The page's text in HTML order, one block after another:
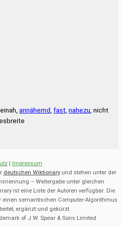
annähernd fast nahezu , nicht
| Impressum
deutschen Wiktionaryund stehen unter der
– Weitergabe unter gleichen
ist eine Liste der Autoren verfügbar. Die
einen semantischen Computer-Algorithmus
ergänzt und gekürzt.
of J.W. Spear & Sons Limited